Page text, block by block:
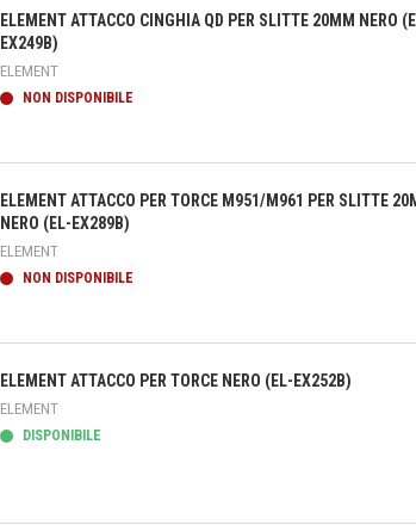
ELEMENT ATTACCO CINGHIA QD PER SLITTE 20MM NERO
EX249B)
ELEMENT
NON DISPONIBILE
ELEMENT ATTACCO PER TORCE M951/M961 PER SLITTE
NERO (EL-EX289B)
ELEMENT
NON DISPONIBILE
ELEMENT ATTACCO PER TORCE NERO (EL-EX252B)
ELEMENT
DISPONIBILE